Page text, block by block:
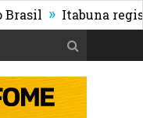
» Itabuna registra